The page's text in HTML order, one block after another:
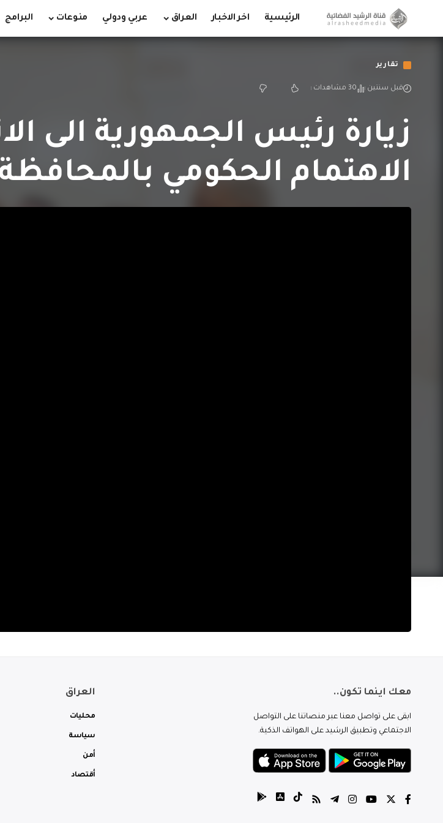
الرئيسية اخر الاخبار العراق عربي ودولي منوعات البرامج
تقارير
قبل سنتين 30 مشاهدات
زيارة رئيس الجمهورية الى
الاهتمام الحكومي
معك اينما تكون..
ابقى على تواصل معنا عبر منصاتنا على التواصل
الاجتماعي وتطبيق الرشيد على الهواتف الذكية.
العراق
محليات
سياسة
أمن
أقتصاد